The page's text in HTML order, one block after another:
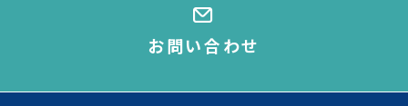
お問い合わせ